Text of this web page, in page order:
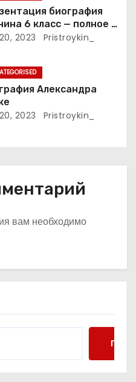
биография
6 класс — полное и
описание жизни
2023 Pristroykin_
Александра
2023 Pristroykin_
вам необходимо
Поиск